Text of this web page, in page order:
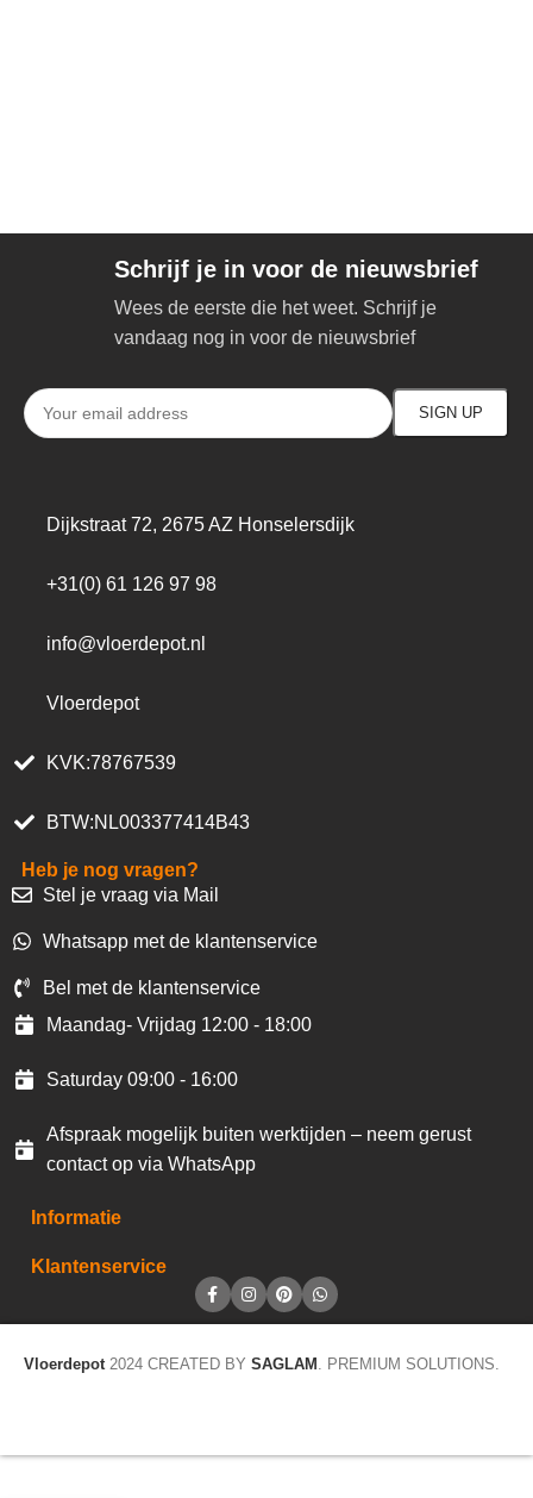
Schrijf je in voor de nieuwsbrief
Wees de eerste die het weet. Schrijf je
vandaag nog in voor de nieuwsbrief
Dijkstraat 72, 2675 AZ Honselersdijk
+31(0) 61 126 97 98
info@vloerdepot.nl
Vloerdepot
KVK:78767539
BTW:NL003377414B43
Heb je nog vragen?
Stel je vraag via Mail
Whatsapp met de klantenservice
Bel met de klantenservice
Maandag- Vrijdag 12:00 - 18:00
Saturday 09:00 - 16:00
Afspraak mogelijk buiten werktijden – neem gerust
contact op via WhatsApp
Informatie
Klantenservice
Vloerdepot 2024 CREATED BY SAGLAM . PREMIUM SOLUTIONS.